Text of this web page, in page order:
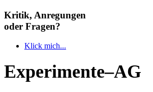
Kritik, Anregungen
oder Fragen?
Klick mich...
Experimente–AG